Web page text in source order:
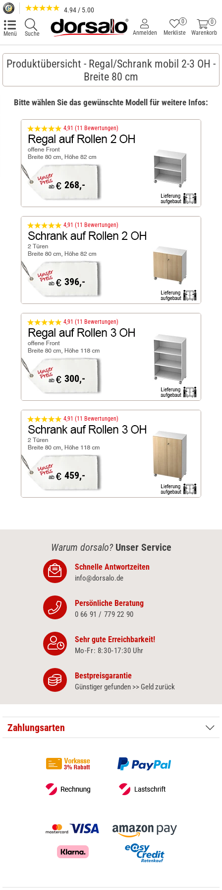
4.94 / 5.00
Menü Suche
0
Warenkorb
Merkliste
0
Anmelden
Produktübersicht - Regal/Schrank mobil 2-3 OH -
Breite 80 cm
Bitte wählen Sie das gewünschte Modell für weitere Infos:
4,91 (11 Bewertungen)
268,-
4,91 (11 Bewertungen)
396,-
4,91 (11 Bewertungen)
300,-
4,91 (11 Bewertungen)
459,-
Warum dorsalo? Unser Service
Schnelle Antwortzeiten
info@dorsalo.de
Persönliche Beratung
0 66 91 / 779 22 90
Sehr gute Erreichbarkeit!
Mo-Fr: 8:30‑17:30 Uhr
Bestpreisgarantie
Günstiger gefunden >> Geld zurück
Zahlungsarten